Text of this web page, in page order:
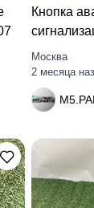
Кнопка
E92/E93
Москва
2 месяца